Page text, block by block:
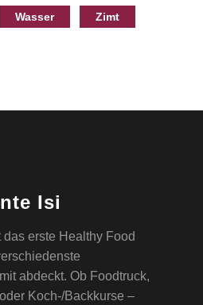
Wasser Zimt
Isi
erste Healthy Food
abdeckt. Ob Foodtruck,
Koch-/Backkurse –